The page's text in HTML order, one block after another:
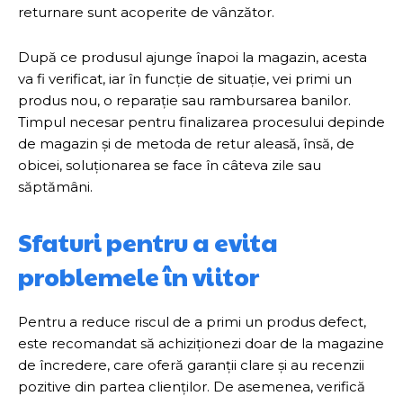
returnare sunt acoperite de vânzător.
După ce produsul ajunge înapoi la magazin, acesta
va fi verificat, iar în funcție de situație, vei primi un
produs nou, o reparație sau rambursarea banilor.
Timpul necesar pentru finalizarea procesului depinde
de magazin și de metoda de retur aleasă, însă, de
obicei, soluționarea se face în câteva zile sau
săptămâni.
Sfaturi pentru a evita
problemele în viitor
Pentru a reduce riscul de a primi un produs defect,
este recomandat să achiziționezi doar de la magazine
de încredere, care oferă garanții clare și au recenzii
pozitive din partea clienților. De asemenea, verifică